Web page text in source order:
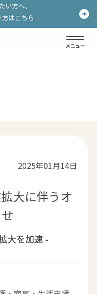
い方へ、
はこちら
い方へ、
はこちら
2025年01月14日
大に伴うオ
大を加速 -